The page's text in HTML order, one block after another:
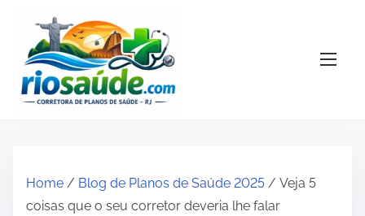
Home / Blog de Planos de Saúde 2025 / Veja 5
coisas que o seu corretor deveria lhe falar